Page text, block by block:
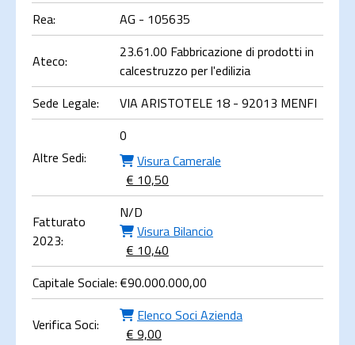
Rea:
AG - 105635
Ateco:
23.61.00 Fabbricazione di prodotti in
calcestruzzo per l'edilizia
Sede Legale:
VIA ARISTOTELE 18 - 92013 MENFI
Altre Sedi:
0
Visura Camerale
€ 10,50
Fatturato
2023:
N/D
Visura Bilancio
€ 10,40
Capitale Sociale:€90.000.000,00
Verifica Soci:
Elenco Soci Azienda
€ 9,00